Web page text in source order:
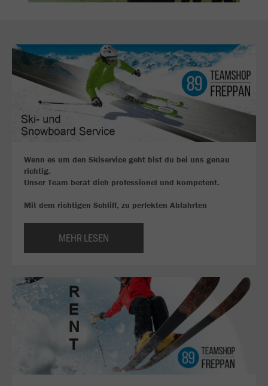
Wenn es um den Skiservice geht bist du bei uns genau
richtig.
Unser Team berät dich professionel und kompetent.
Mit dem richtigen Schliff, zu perfekten Abfahrten
MEHR LESEN